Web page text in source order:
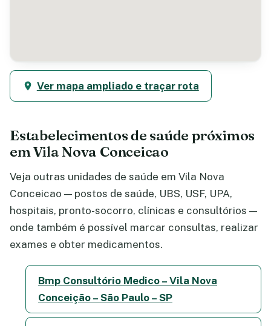
Ver mapa ampliado e traçar rota
Estabelecimentos de saúde próximos
em Vila Nova Conceicao
Veja outras unidades de saúde em Vila Nova
Conceicao — postos de saúde, UBS, USF, UPA,
hospitais, pronto-socorro, clínicas e consultórios —
onde também é possível marcar consultas, realizar
exames e obter medicamentos.
Bmp Consultório Medico – Vila Nova
Conceição – São Paulo – SP